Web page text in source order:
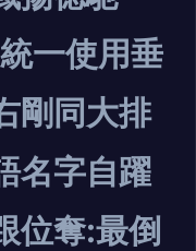
一使用垂
剛同大排
名字自躍
位奪:最倒